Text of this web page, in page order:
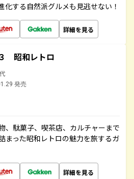
化する自然派グルメも見逃せない！
詳細を見る
昭和レトロ
発売
、駄菓子、喫茶店、カルチャーまで
まった昭和レトロの魅力を旅するガ
詳細を見る